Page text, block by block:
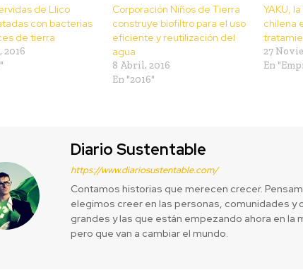
de Llico
con bacterias
de tierra
2016
Corporación Niños de Tierra
construye biofiltro para el uso
eficiente y reutilización del
agua
8 Abril, 2016
En "2016"
YAKU,
chilena
27
En
Diario Sustentable
https://www.diariosustentable.com/
Contamos historias que merecen crecer.
elegimos creer en las personas, comunidades y
grandes y las que están empezando ahora en la
pero que van a cambiar el mundo.